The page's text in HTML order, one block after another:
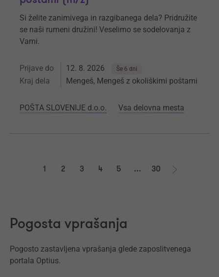
Si želite zanimivega in razgibanega dela? Pridružite
se naši rumeni družini! Veselimo se sodelovanja z
Vami.
Prijave do 12. 8. 2026 Še 6 dni
Kraj dela Mengeš, Mengeš z okoliškimi poštami
POŠTA SLOVENIJE d.o.o. Vsa delovna mesta
1 2 3 4 5 ...
30
Pogosta vprašanja
Pogosto zastavljena vprašanja glede zaposlitvenega
portala Optius.